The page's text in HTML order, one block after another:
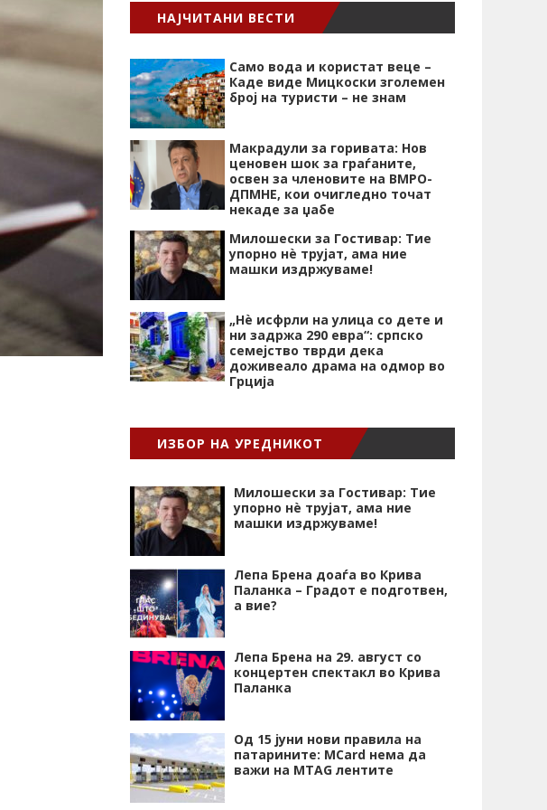
НАЈЧИТАНИ ВЕСТИ
Само вода и користат веце –
Каде виде Мицкоски зголемен
број на туристи – не знам
Макрадули за горивата: Нов
ценовен шок за граѓаните,
освен за членовите на ВМРО-
ДПМНЕ, кои очигледно точат
некаде за џабе
Милошески за Гостивар: Тие
упорно нѐ трујат, ама ние
машки издржуваме!
„Нѐ исфрли на улица со дете и
ни задржа 290 евра“: српско
семејство тврди дека
доживеало драма на одмор во
Грција
ИЗБОР НА УРЕДНИКОТ
Милошески за Гостивар: Тие
упорно нѐ трујат, ама ние
машки издржуваме!
Лепа Брена доаѓа во Крива
Паланка – Градот е подготвен,
а вие?
Лепа Брена на 29. август со
концертен спектакл во Крива
Паланка
Од 15 јуни нови правила на
патарините: MCard нема да
важи на MTAG лентите